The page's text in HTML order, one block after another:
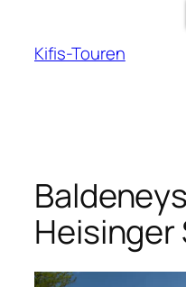
springen
Kifis-Touren
Heisinger